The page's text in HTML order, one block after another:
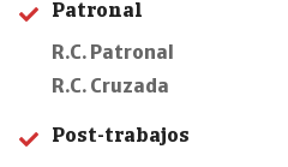
Patronal
R.C. Patronal
R.C. Cruzada
Post-trabajos